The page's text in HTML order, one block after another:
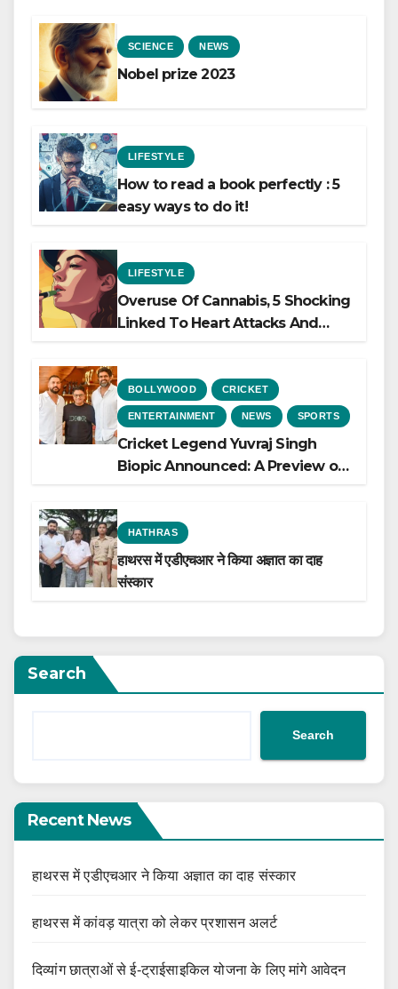
SCIENCE NEWS
Nobel prize 2023
LIFESTYLE
How to read a book perfectly : 5
easy ways to do it!
LIFESTYLE
Overuse Of Cannabis, 5 Shocking
Linked To Heart Attacks And
BOLLYWOOD CRICKET
ENTERTAINMENT NEWS SPORTS
Cricket Legend Yuvraj Singh
Biopic Announced: A Preview of
HATHRAS
हाथरस में एडीएचआर ने किया अज्ञात का दाह
संस्कार
Search
Search
Recent News
हाथरस में एडीएचआर ने किया अज्ञात का दाह संस्कार
हाथरस में कांवड़ यात्रा को लेकर प्रशासन अलर्ट
दिव्यांग छात्राओं से ई-ट्राईसाइकिल योजना के लिए मांगे आवेदन